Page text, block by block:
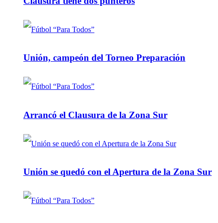
Unión, campeón del Torneo Preparación
Arrancó el Clausura de la Zona Sur
Unión se quedó con el Apertura de la Zona Sur